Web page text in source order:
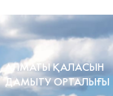
АЛМАТЫ ҚАЛАСЫН
ДАМЫТУ ОРТАЛЫҒЫ